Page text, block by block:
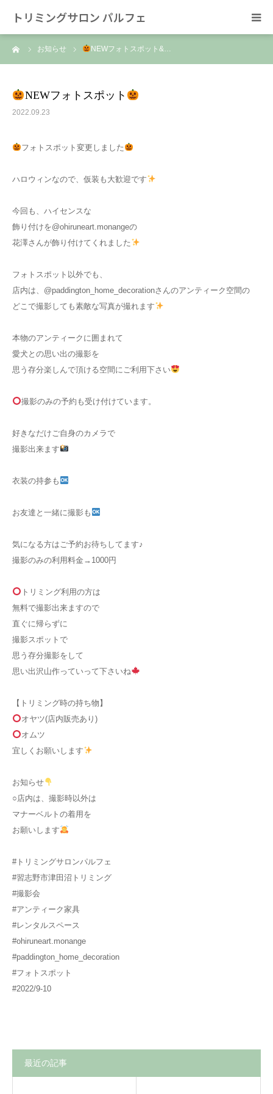
トリミングサロン パルフェ
お知らせ NEWフォトスポット&…
NEWフォトスポット
2022.09.23
フォトスポット変更しました
ハロウィンなので、仮装も大歓迎です
今回も、ハイセンスな
飾り付けを@ohiruneart.monangeの
花澤さんが飾り付けてくれました
フォトスポット以外でも、
店内は、@paddington_home_decorationさんのアンティーク空間の
どこで撮影しても素敵な写真が撮れます
本物のアンティークに囲まれて
愛犬との思い出の撮影を
思う存分楽しんで頂ける空間にご利用下さい
撮影のみの予約も受け付けています。
好きなだけご自身のカメラで
撮影出来ます
衣装の持参も
お友達と一緒に撮影も
気になる方はご予約お待ちしてます♪
撮影のみの利用料金→1000円
トリミング利用の方は
無料で撮影出来ますので
直ぐに帰らずに
撮影スポットで
思う存分撮影をして
思い出沢山作っていって下さいね
【トリミング時の持ち物】
オヤツ(店内販売あり)
オムツ
宜しくお願いします
お知らせ
○店内は、撮影時以外は
マナーベルトの着用を
お願いします
#トリミングサロンパルフェ
#習志野市津田沼トリミング
#撮影会
#アンティーク家具
#レンタルスペース
#ohiruneart.monange
#paddington_home_decoration
#フォトスポット
#2022/9-10
最近の記事
HOME